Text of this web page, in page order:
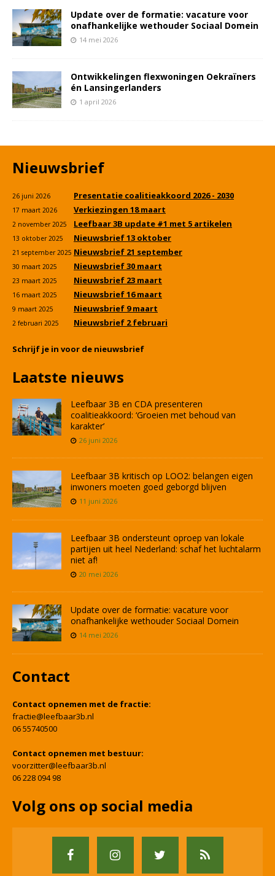
Update over de formatie: vacature voor
onafhankelijke wethouder Sociaal Domein
14 mei 2026
Ontwikkelingen flexwoningen Oekraïners
én Lansingerlanders
1 april 2026
Nieuwsbrief
26 juni 2026 Presentatie coalitieakkoord 2026 - 2030
17 maart 2026 Verkiezingen 18 maart
2 november 2025 Leefbaar 3B update #1 met 5 artikelen
13 oktober 2025 Nieuwsbrief 13 oktober
21 september 2025 Nieuwsbrief 21 september
30 maart 2025 Nieuwsbrief 30 maart
23 maart 2025 Nieuwsbrief 23 maart
16 maart 2025 Nieuwsbrief 16 maart
9 maart 2025 Nieuwsbrief 9 maart
2 februari 2025 Nieuwsbrief 2 februari
Schrijf je in voor de nieuwsbrief
Laatste nieuws
Leefbaar 3B en CDA presenteren
coalitieakkoord: ‘Groeien met behoud van
karakter’
26 juni 2026
Leefbaar 3B kritisch op LOO2: belangen eigen
inwoners moeten goed geborgd blijven
11 juni 2026
Leefbaar 3B ondersteunt oproep van lokale
partijen uit heel Nederland: schaf het luchtalarm
niet af!
20 mei 2026
Update over de formatie: vacature voor
onafhankelijke wethouder Sociaal Domein
14 mei 2026
Contact
Contact opnemen met de fractie:
fractie@leefbaar3b.nl
06 55740500
Contact opnemen met bestuur:
voorzitter@leefbaar3b.nl
06 228 094 98
Volg ons op social media